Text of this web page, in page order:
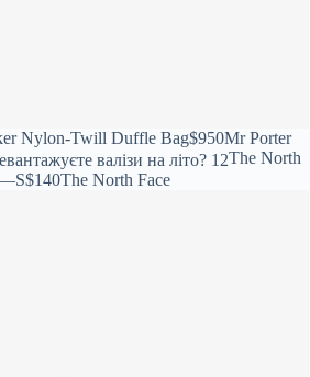
Nylon-Twill Duffle Bag$950Mr Porter
The North
$140The North Face